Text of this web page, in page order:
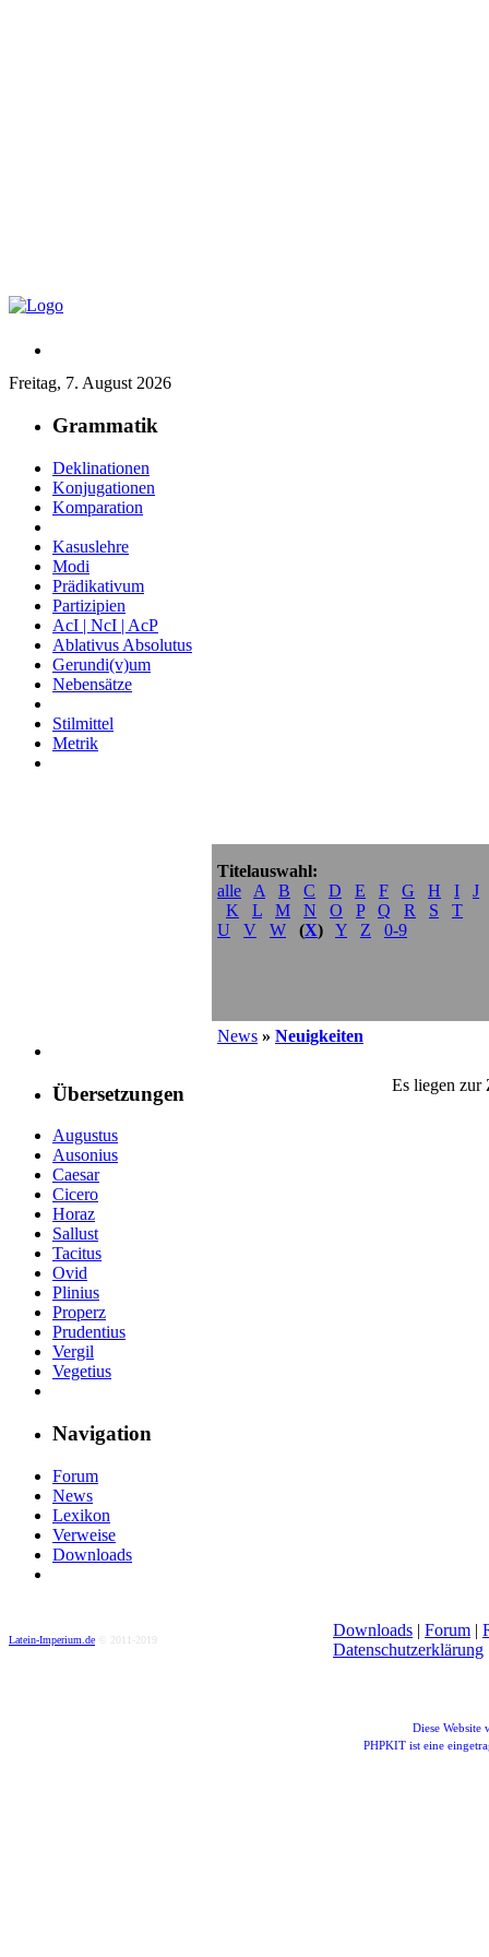
Freitag, 7. August 2026
Grammatik
Deklinationen
Konjugationen
Komparation
Kasuslehre
Modi
Prädikativum
Partizipien
AcI | NcI | AcP
Ablativus Absolutus
Gerundi(v)um
Nebensätze
Stilmittel
Metrik
Übersetzungen
Augustus
Ausonius
Caesar
Cicero
Horaz
Sallust
Tacitus
Ovid
Plinius
Properz
Prudentius
Vergil
Vegetius
Navigation
Forum
News
Lexikon
Verweise
Downloads
Titelauswahl:
alle
A B C D E F G H I
J
K
L M N O P Q R S
T
U
V W (X) Y Z 0-9
News » Neuigkeiten
Es liegen zur
Latein-Imperium.de © 2011-2019
Downloads | Forum |
Datenschutzerklärung
Diese Website
PHPKIT ist eine